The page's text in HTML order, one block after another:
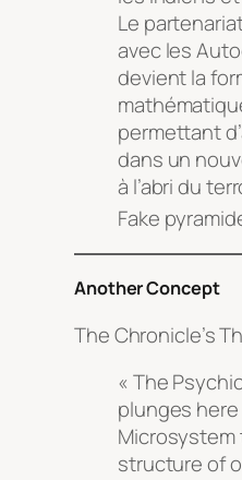
Le
avec les
devient la
permettant
dans un
à l’abri du
Fake
Another Concept
The Chronicle’s
« The
plunges
structure of